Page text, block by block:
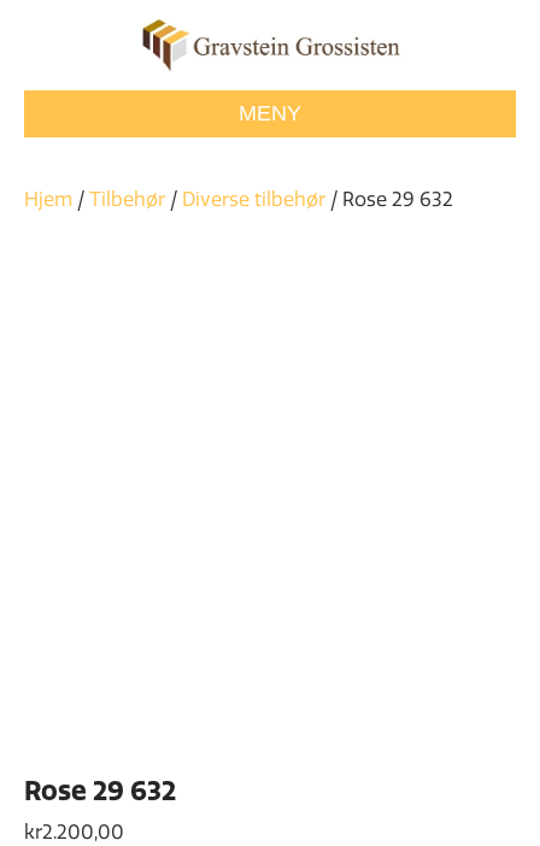
MENY
Hjem / Tilbehør / Diverse tilbehør / Rose 29 632
Rose 29 632
kr2.200,00